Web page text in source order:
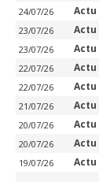
24/07/26 Actu
23/07/26 Actu
23/07/26 Actu
22/07/26 Actu
22/07/26 Actu
21/07/26 Actu
20/07/26 Actu
20/07/26 Actu
19/07/26 Actu